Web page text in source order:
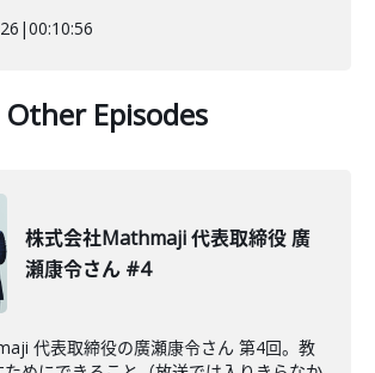
|00:10:56
Other Episodes
株式会社Mathmaji 代表取締役 廣
瀬康令さん #4
代表取締役の廣瀬康令さん 第4回。教